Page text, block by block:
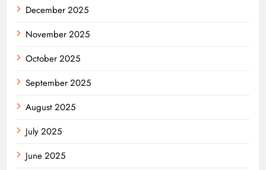
December 2025
November 2025
October 2025
September 2025
August 2025
July 2025
June 2025